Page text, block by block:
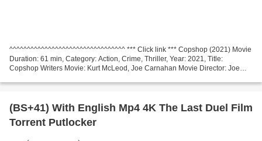
^^^^^^^^^^^^^^^^^^^^^^^^^^^^^^^^^ *** Click link *** Copshop (2021) Movie
Duration: 61 min, Category: Action, Crime, Thriller, Year: 2021, Title:
Copshop Writers Movie: Kurt McLeod, Joe Carnahan Movie Director: Joe
(BS+41) With English Mp4 4K The Last Duel Film
Torrent Putlocker